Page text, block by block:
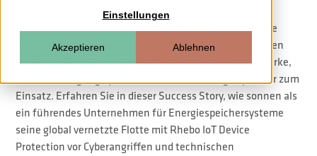
Einstellungen
Akzeptieren Ablehnen
private Energiespeicher
Der Ausbau der erneuerbaren Energien beschleunigt die
Dezentralisierung der Energieversorgung. Privatpersonen
werden zu Prosumern. Als Puffer kommen leistungsstarke,
an den Erzeugungsquellen stationierte Energiespeicher zum
Einsatz. Erfahren Sie in dieser Success Story, wie sonnen als
ein führendes Unternehmen für Energiespeichersysteme
seine global vernetzte Flotte mit Rhebo IoT Device
Protection vor Cyberangriffen und technischen